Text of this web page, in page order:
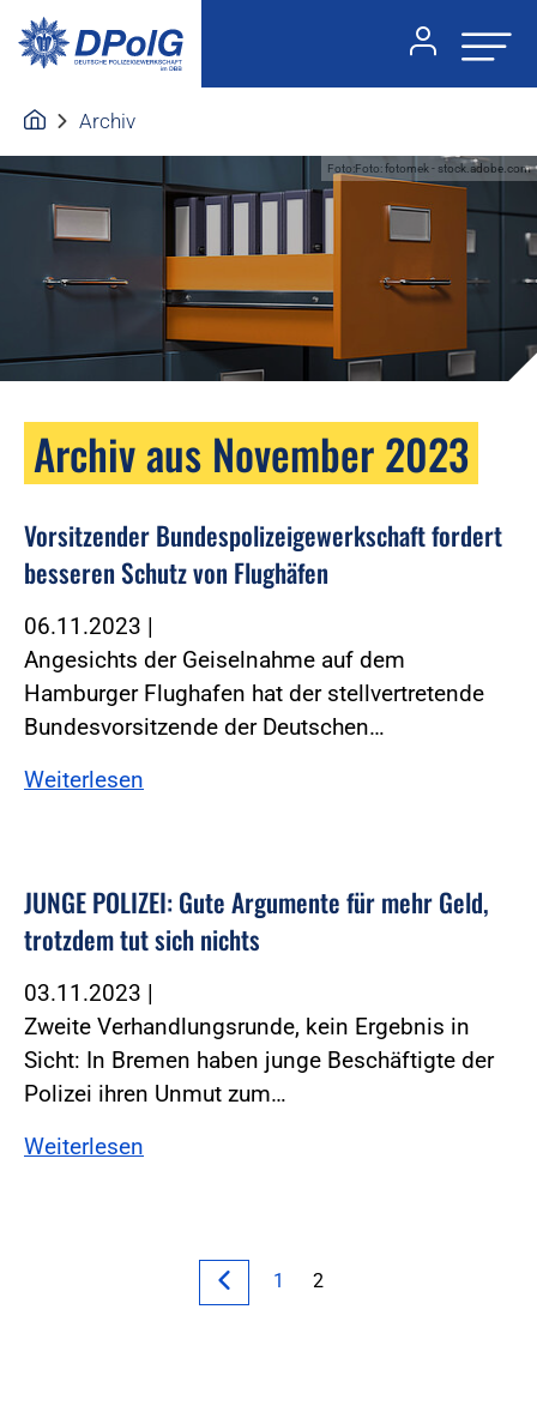
Archiv
Foto:Foto: fotomek - stock.adobe.com
Archiv aus November 2023
Vorsitzender Bundespolizeigewerkschaft fordert
besseren Schutz von Flughäfen
06.11.2023 |
Angesichts der Geiselnahme auf dem
Hamburger Flughafen hat der stellvertretende
Bundesvorsitzende der Deutschen…
Weiterlesen
JUNGE POLIZEI: Gute Argumente für mehr Geld,
trotzdem tut sich nichts
03.11.2023 |
Zweite Verhandlungsrunde, kein Ergebnis in
Sicht: In Bremen haben junge Beschäftigte der
Polizei ihren Unmut zum…
Weiterlesen
1 2